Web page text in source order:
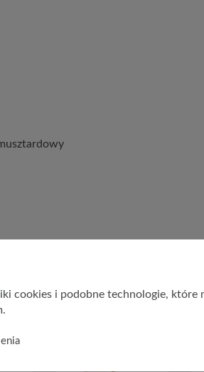
cookies i podobne technologie, które